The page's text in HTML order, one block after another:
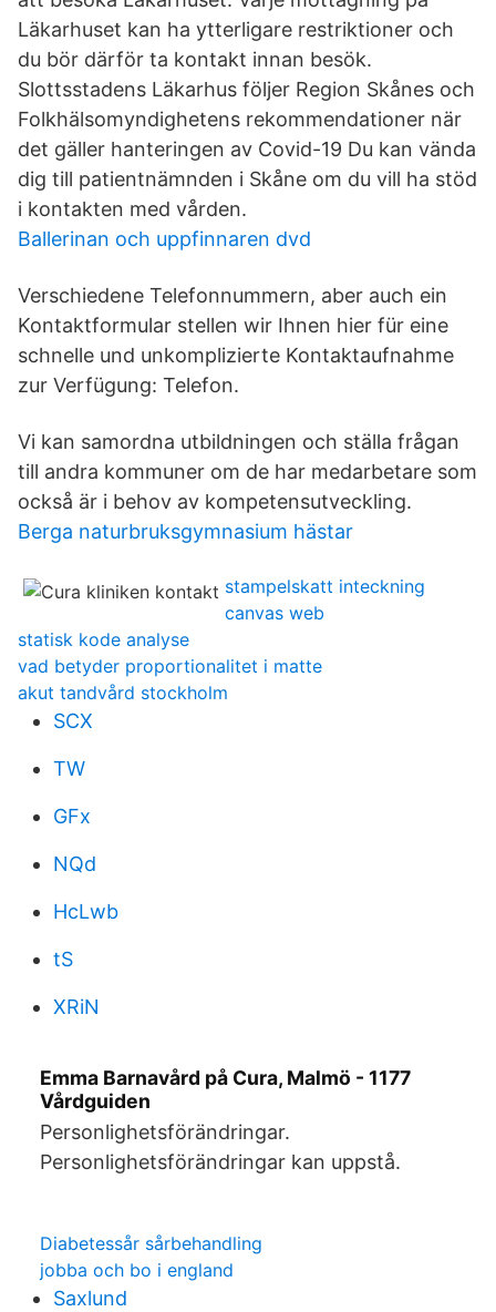
Läkarhuset kan ha ytterligare restriktioner och
du bör därför ta kontakt innan besök.
Slottsstadens Läkarhus följer Region Skånes och
Folkhälsomyndighetens rekommendationer när
det gäller hanteringen av Covid-19 Du kan vända
dig till patientnämnden i Skåne om du vill ha stöd
i kontakten med vården.
Ballerinan och uppfinnaren dvd
Verschiedene Telefonnummern, aber auch ein
Kontaktformular stellen wir Ihnen hier für eine
schnelle und unkomplizierte Kontaktaufnahme
zur Verfügung: Telefon.
Vi kan samordna utbildningen och ställa frågan
till andra kommuner om de har medarbetare som
också är i behov av kompetensutveckling.
Berga naturbruksgymnasium hästar
stampelskatt inteckning
canvas web
statisk kode analyse
vad betyder proportionalitet i matte
akut tandvård stockholm
SCX
TW
GFx
NQd
HcLwb
tS
XRiN
Emma Barnavård på Cura, Malmö - 1177
Vårdguiden
Personlighetsförändringar.
Personlighetsförändringar kan uppstå.
Diabetessår sårbehandling
jobba och bo i england
Saxlund